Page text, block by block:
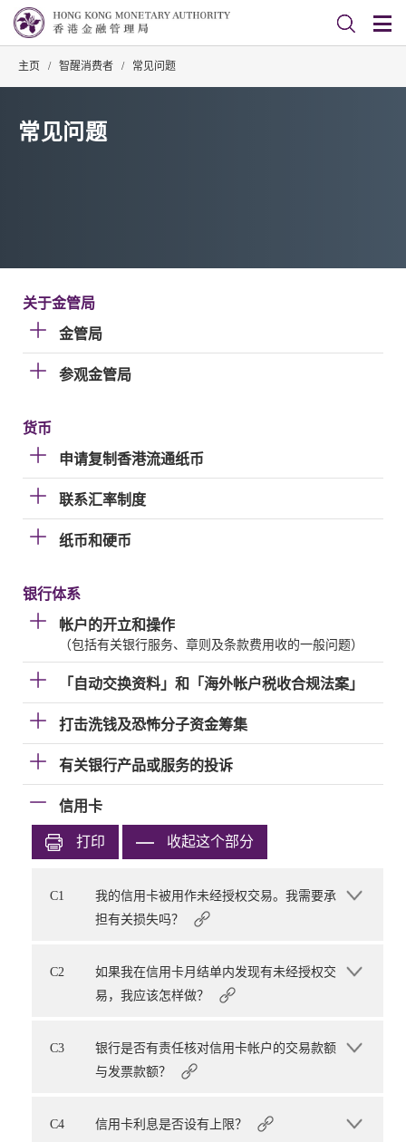
主页 / 智醒消费者 / 常见问题
常见问题
关于金管局
金管局
参观金管局
货币
申请复制香港流通纸币
联系汇率制度
纸币和硬币
银行体系
帐户的开立和操作
（包括有关银行服务、章则及条款费用收的一般问题）
「自动交换资料」和「海外帐户税收合规法案」
打击洗钱及恐怖分子资金筹集
有关银行产品或服务的投诉
信用卡
打印 收起这个部分
C1
我的信用卡被用作未经授权交易。我需要承
担有关损失吗？
C2
如果我在信用卡月结单内发现有未经授权交
易，我应该怎样做？
C3
银行是否有责任核对信用卡帐户的交易款额
与发票款额？
C4 信用卡利息是否设有上限？